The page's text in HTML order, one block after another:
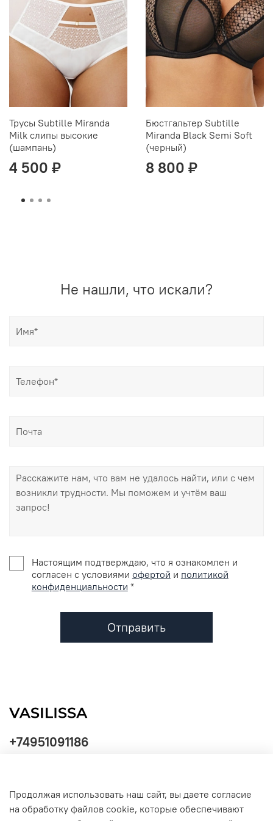
Трусы Subtille Miranda
Milk слипы высокие
(шампань)
4 500 ₽
Бюстгальтер Subtille
Miranda Black Semi Soft
(черный)
8 800 ₽
Не нашли, что искали?
Настоящим подтверждаю, что я ознакомлен и
согласен с условиями офертой и политикой
конфиденциальности *
Отправить
+74951091186
Продолжая использовать наш сайт, вы даете согласие
на обработку файлов cookie, которые обеспечивают
обработки